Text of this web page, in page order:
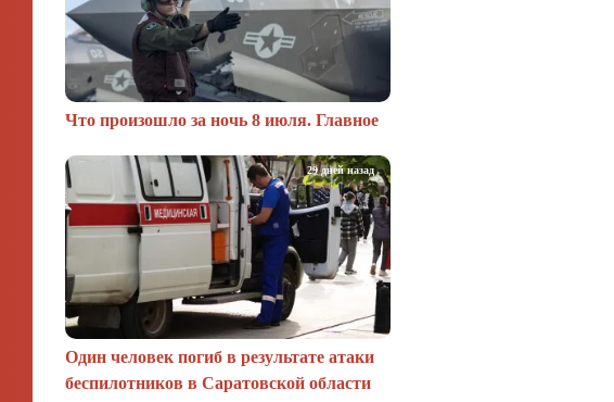
Что произошло за ночь 8 июля. Главное
Один человек погиб в результате атаки
беспилотников в Саратовской области
29 дней назад